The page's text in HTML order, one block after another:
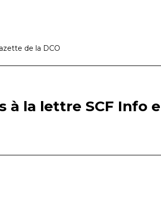
de la DCO
à la lettre SCF Info